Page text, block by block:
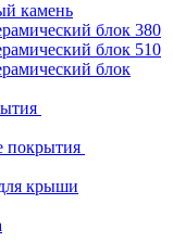
камень
блок 380
блок 510
блок
покрытия
крыши